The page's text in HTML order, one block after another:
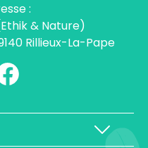
:
& Nature)
Rillieux-La-Pape